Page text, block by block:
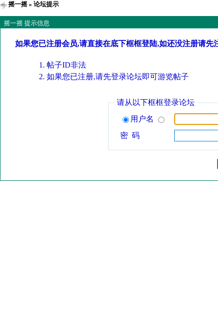
摇一摇» 论坛提示
摇一摇 提示信息
如果您已注册会员,请直接在底下框框登陆,如还没注册请先
帖子ID非法
如果您已注册,请先登录论坛即可游览帖子
请从以下框框登录论坛
用户名
密 码